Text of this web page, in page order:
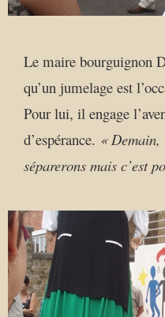
Le maire bourguignon
qu’un jumelage est
Pour lui, il engage
d’espérance. « Demain,
séparerons mais c’est